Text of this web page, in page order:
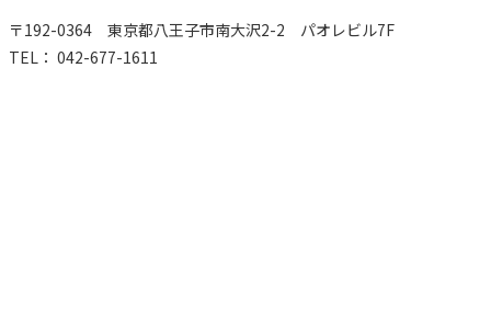
〒192-0364 東京都八王子市南大沢2-2 パオレビル7F
TEL： 042-677-1611